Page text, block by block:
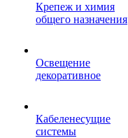
Крепеж и химия
общего назначения
Освещение
декоративное
Кабеленесущие
системы